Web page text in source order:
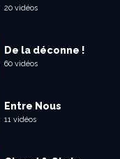
20 vidéos
De la déconne !
60 vidéos
Entre Nous
11 vidéos